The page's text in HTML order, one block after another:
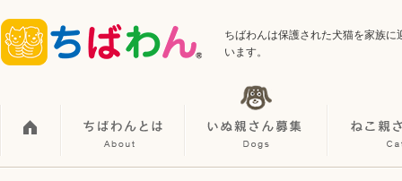
ちばわんは保護された犬猫を家族
います。